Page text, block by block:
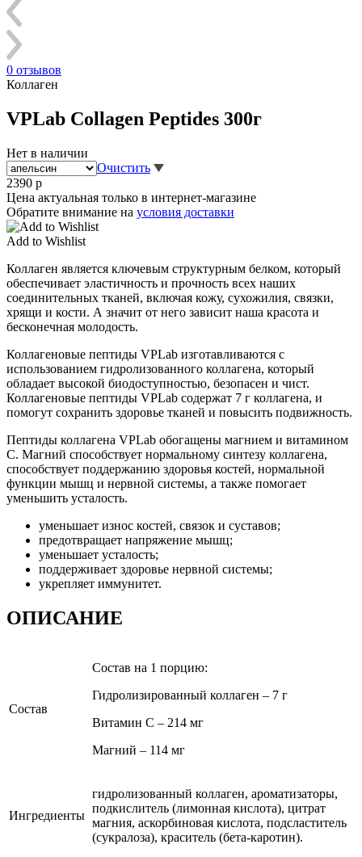
0 отзывов
Коллаген
VPLab Collagen Peptides 300г
Нет в наличии
Очистить
2390 р
Цена актуальная только в интернет-магазине
Обратите внимание на условия доставки
Add to Wishlist
Коллаген является ключевым структурным белком, который
обеспечивает эластичность и прочность всех наших
соединительных тканей, включая кожу, сухожилия, связки,
хрящи и кости. А значит от него зависит наша красота и
бесконечная молодость.
Коллагеновые пептиды VPLab изготавливаются с
использованием гидролизованного коллагена, который
обладает высокой биодоступностью, безопасен и чист.
Коллагеновые пептиды VPLab содержат 7 г коллагена, и
помогут сохранить здоровье тканей и повысить подвижность.
Пептиды коллагена VPLab обогащены магнием и витамином
С. Магний способствует нормальному синтезу коллагена,
способствует поддержанию здоровья костей, нормальной
функции мышц и нервной системы, а также помогает
уменьшить усталость.
уменьшает износ костей, связок и суставов;
предотвращает напряжение мышц;
уменьшает усталость;
поддерживает здоровье нервной системы;
укрепляет иммунитет.
ОПИСАНИЕ
Состав
Состав на 1 порцию:
Гидролизированный коллаген – 7 г
Витамин С – 214 мг
Магний – 114 мг
Ингредиенты
гидролизованный коллаген, ароматизаторы,
подкислитель (лимонная кислота), цитрат
магния, аскорбиновая кислота, подсластитель
(сукралоза), краситель (бета-каротин).